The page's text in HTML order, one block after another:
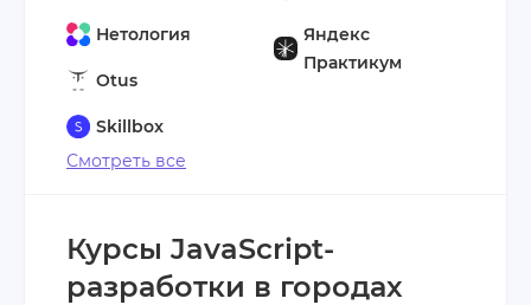
Нетология
Otus
Skillbox
Яндекс
Практикум
Смотреть все
Курсы JavaScript-
разработки в городах